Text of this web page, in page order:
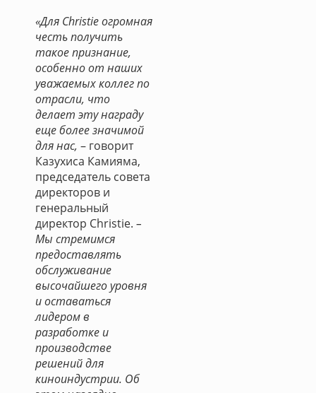
«Для Christie огромная
честь получить
такое признание,
особенно от наших
уважаемых коллег по
отрасли, что
делает эту награду
еще более значимой
для нас, – говорит
Казухиса Камияма,
председатель совета
директоров и
генеральный
директор Christie. –
Мы стремимся
предоставлять
обслуживание
высочайшего уровня
и оставаться
лидером в
разработке и
производстве
решений для
киноиндустрии. Об